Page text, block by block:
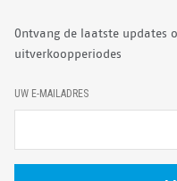
Ontvang de laatste updates
uitverkoopperiodes
E
-
M
A
D
UW E-MAILADRES